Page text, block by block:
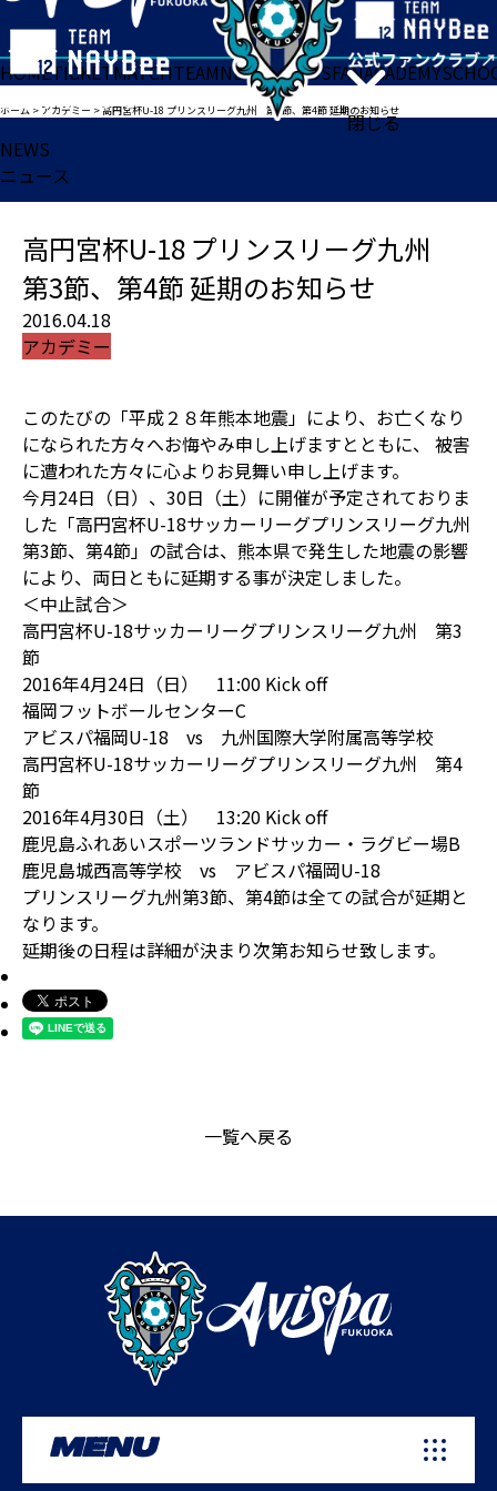
閉じる
HOMETICKETMATCHTEAMNEWSGOODSFANACADEMY
ホーム > アカデミー >高円宮杯U-18 プリンスリーグ九州 第3節、第4節 延期のお知らせ
NEWS
ニュース
高円宮杯U-18 プリンスリーグ九州
第3節、第4節 延期のお知らせ
2016.04.18
アカデミー
このたびの「平成２８年熊本地震」により、お亡くなり
になられた方々へお悔やみ申し上げますとともに、 被害
に遭われた方々に心よりお見舞い申し上げます。
今月24日（日）、30日（土）に開催が予定されておりま
した「高円宮杯U-18サッカーリーグプリンスリーグ九州
第3節、第4節」の試合は、熊本県で発生した地震の影響
により、両日ともに延期する事が決定しました。
＜中止試合＞
高円宮杯U-18サッカーリーグプリンスリーグ九州 第3
節
2016年4月24日（日） 11:00 Kick off
福岡フットボールセンターC
アビスパ福岡U-18 vs 九州国際大学附属高等学校
高円宮杯U-18サッカーリーグプリンスリーグ九州 第4
節
2016年4月30日（土） 13:20 Kick off
鹿児島ふれあいスポーツランドサッカー・ラグビー場B
鹿児島城西高等学校 vs アビスパ福岡U-18
プリンスリーグ九州第3節、第4節は全ての試合が延期と
なります。
延期後の日程は詳細が決まり次第お知らせ致します。
一覧へ戻る
MENU